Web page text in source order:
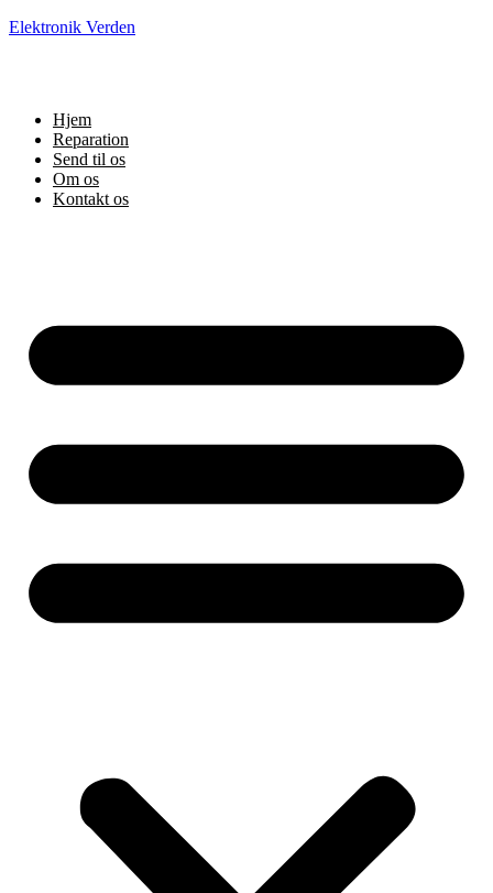
Elektronik Verden
Hjem
Reparation
Send til os
Om os
Kontakt os